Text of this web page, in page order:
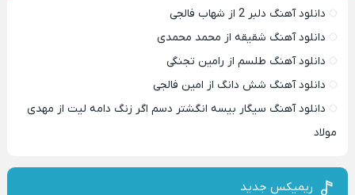
دانلود آهنگ دلبر 2 از شهاب فالجی
دانلود آهنگ شقیقه از محمد محمدی
دانلود آهنگ طلسم از رامین تجنگی
دانلود آهنگ شش دانگ از امین فالجی
دانلود آهنگ سیگار بیسه انگشتر دسم اگر زنگ دامه لیت از مهدی
مولاد
ریمیکس جدید